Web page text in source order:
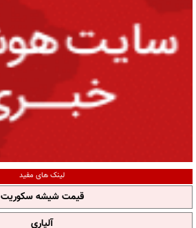
لینک های مفید
قیمت شیشه سکوریت
آلپاری